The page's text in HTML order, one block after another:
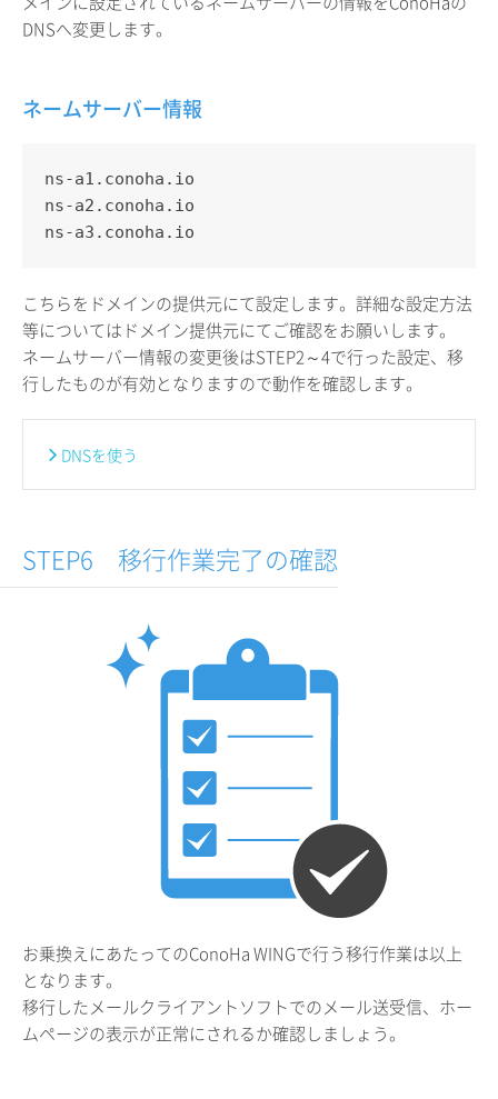
DNSへ変更します。
ネームサーバー情報
ns-a1.conoha.io
ns-a2.conoha.io
ns-a3.conoha.io
こちらをドメインの提供元にて設定します。詳細な設定方法
等についてはドメイン提供元にてご確認をお願いします。
ネームサーバー情報の変更後はSTEP2～4で行った設定、移
行したものが有効となりますので動作を確認します。
DNSを使う
STEP6 移行作業完了の確認
お乗換えにあたってのConoHa WINGで行う移行作業は以上
となります。
移行したメールクライアントソフトでのメール送受信、ホー
ムページの表示が正常にされるか確認しましょう。